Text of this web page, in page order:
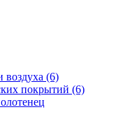
воздуха (6)
покрытий (6)